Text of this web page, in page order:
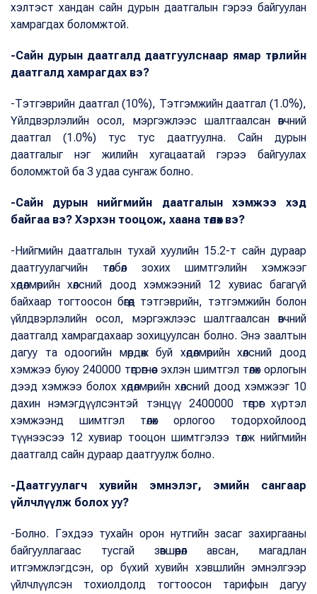
хэлтэст хандан сайн дурын даатгалын гэрээ байгуулан
хамрагдах боломжтой.
-Сайн дурын даатгалд даатгуулснаар ямар төрлийн
даатгалд хамрагдах вэ?
-Тэтгэврийн даатгал (10%), Тэтгэмжийн даатгал (1.0%),
Үйлдвэрлэлийн осол, мэргэжлээс шалтгаалсан өвчний
даатгал (1.0%) тус тус даатгуулна. Сайн дурын
даатгалыг нэг жилийн хугацаатай гэрээ байгуулах
боломжтой ба 3 удаа сунгаж болно.
-Сайн дурын нийгмийн даатгалын хэмжээ хэд
байгаа вэ? Хэрхэн тооцож, хаана төлөх вэ?
-Нийгмийн даатгалын тухай хуулийн 15.2-т сайн дураар
даатгуулагчийн төлбөл зохих шимтгэлийн хэмжээг
хөдөлмөрийн хөлсний доод хэмжээний 12 хувиас багагүй
байхаар тогтоосон бөгөөд тэтгэврийн, тэтгэмжийн болон
үйлдвэрлэлийн осол, мэргэжлээс шалтгаалсан өвчний
даатгалд хамрагдахаар зохицуулсан болно. Энэ заалтын
дагуу та одоогийн мөрдөж буй хөдөлмөрийн хөлсний доод
хэмжээ буюу 240000 төгрөгнөөс эхлэн шимтгэл төлөх орлогын
дээд хэмжээ болох хөдөлмөрийн хөлсний доод хэмжээг 10
дахин нэмэгдүүлсэнтэй тэнцүү 2400000 төгрөг хүртэл
хэмжээнд шимтгэл төлөх орлогоо тодорхойлоод
түүнээсээ 12 хувиар тооцон шимтгэлээ төлж нийгмийн
даатгалд сайн дураар даатгуулж болно.
-Даатгуулагч хувийн эмнэлэг, эмийн сангаар
үйлчлүүлж болох уу?
-Болно. Гэхдээ тухайн орон нутгийн засаг захиргааны
байгууллагаас тусгай зөвшөөрөл авсан, магадлан
итгэмжлэгдсэн, ор бүхий хувийн хэвшлийн эмнэлгээр
үйлчлүүлсэн тохиолдолд тогтоосон тарифын дагуу